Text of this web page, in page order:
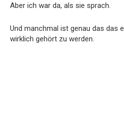
Aber ich war da, als sie sprach.
Und manchmal ist genau das das
wirklich gehört zu werden.